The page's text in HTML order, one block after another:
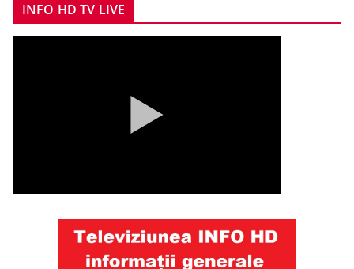
INFO HD TV LIVE